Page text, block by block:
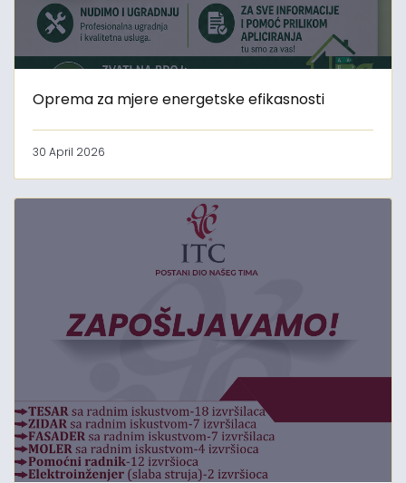
Oprema za mjere energetske efikasnosti
30 April 2026